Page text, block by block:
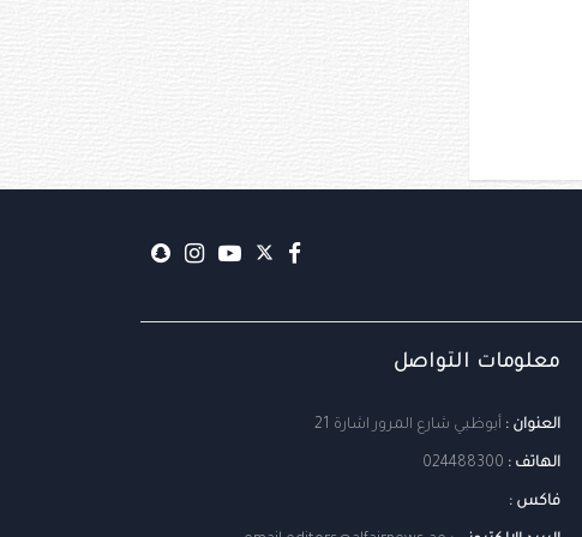
معلومات التواصل
العنوان : أبوظبي شارع المرور اشارة 21
الهاتف : 024488300
فاكس :